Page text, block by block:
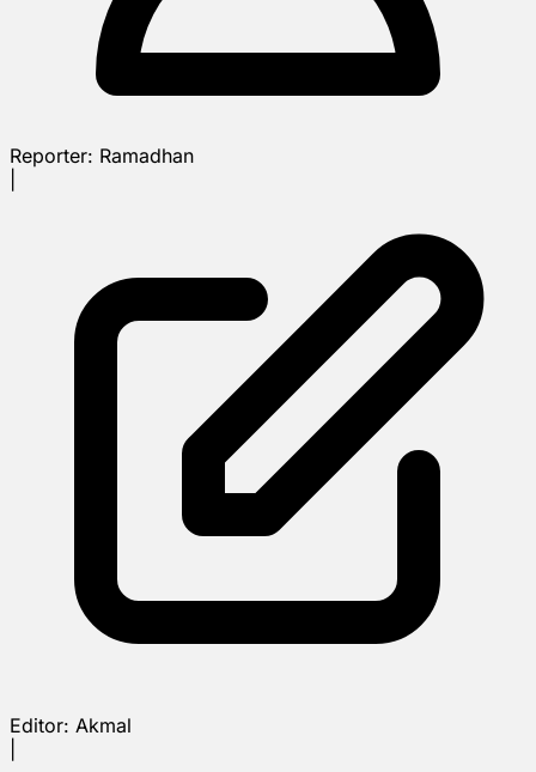
Reporter: Ramadhan
Editor: Akmal